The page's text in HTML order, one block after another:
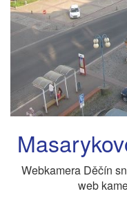
Webkamera Děčín
web